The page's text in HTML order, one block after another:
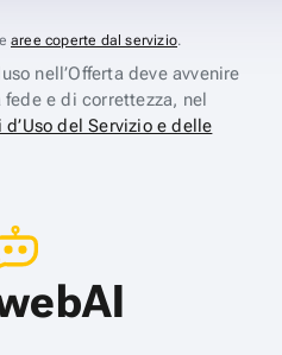
aree coperte dal servizio.
nell’Offerta deve avvenire
e di correttezza, nel
del Servizio e delle